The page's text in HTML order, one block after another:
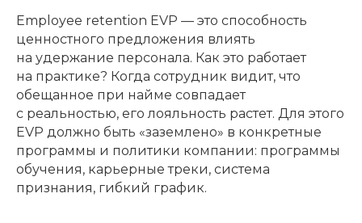
Employee retention EVP — это способность
ценностного предложения влиять
на удержание персонала. Как это работает
на практике? Когда сотрудник видит, что
обещанное при найме совпадает
с реальностью, его лояльность растет. Для этого
EVP должно быть «заземлено» в конкретные
программы и политики компании: программы
обучения, карьерные треки, система
признания, гибкий график.